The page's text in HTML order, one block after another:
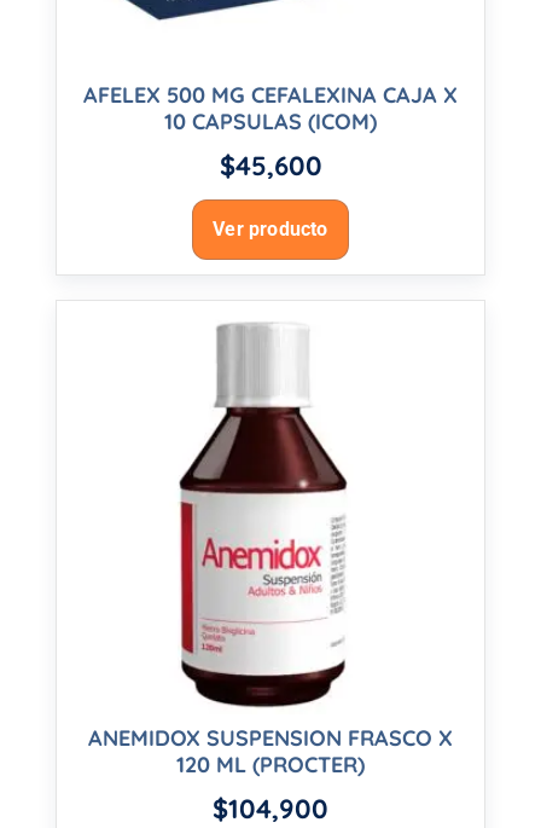
AFELEX 500 MG CEFALEXINA CAJA X
10 CAPSULAS (ICOM)
$45,600
Ver producto
ANEMIDOX SUSPENSION FRASCO X
120 ML (PROCTER)
$104,900